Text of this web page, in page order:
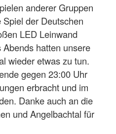
anderer Gruppen
der Deutschen
LED Leinwand
hatten unsere
wieder etwas zu tun.
gegen 23:00 Uhr
erbracht und im
Danke auch an die
und Angelbachtal für